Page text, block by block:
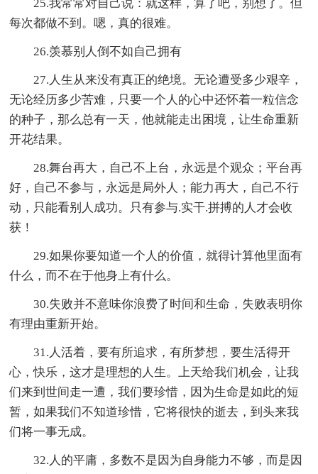
25.我常常对自己说：就这样，算了吧，别想了。但
每次都做不到。嗯，真的很难。
26.羡慕别人倒不如自己拥有
27.人生从来没有真正的绝境。无论遭受多少艰辛，
无论经历多少苦难，只要一个人的心中还怀着一粒信念
的种子，那么总有一天，他就能走出困境，让生命重新
开花结果。
28.舞台再大，自己不上台，永远是个观众；平台再
好，自己不参与，永远是局外人；能力再大，自己不行
动，只能看别人成功。只有参与.实干.拼搏的人才会收
获！
29.如果你要知道一个人的价值，就得计算他里面有
什么，而不在于他身上有什么。
30.失败并不意味你浪费了时间和生命，失败表明你
有理由重新开始。
31.人活着，要有所追求，有所梦想，要生活得开
心，快乐，这才是理想的人生。上天给我们机会，让我
们来到世间走一遭，我们要珍惜，因为生命是如此的短
暂，如果我们不知道珍惜，它将很快的逝去，到头来我
们将一事无成。
32.人的平庸，多数不是因为自身能力不够，而是因